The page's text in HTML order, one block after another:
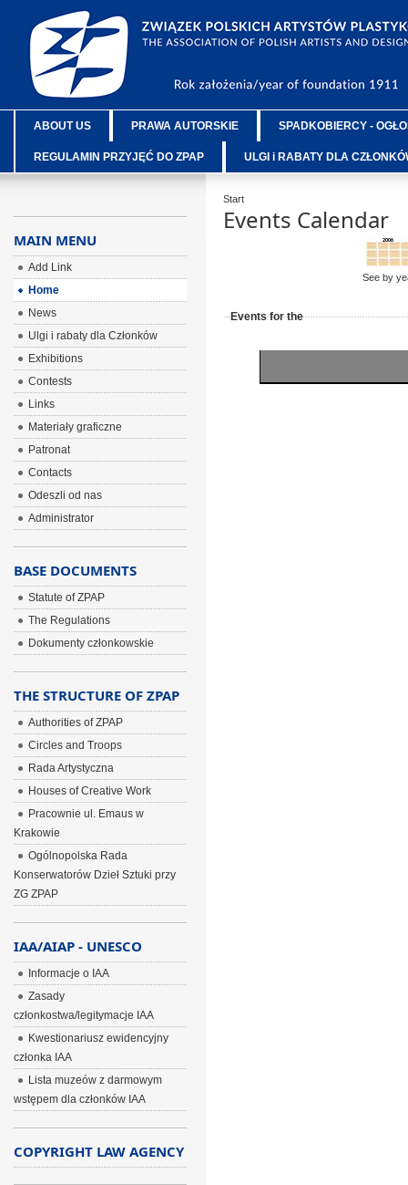
ABOUT US PRAWA AUTORSKIE SPADKOBIERCY -
REGULAMIN PRZYJĘĆ DO ZPAP ULGI i RABATY DLA
Start
Events Calendar
See by
Events for the
MAIN MENU
Add Link
Home
News
Ulgi i rabaty dla Członków
Exhibitions
Contests
Links
Materiały graficzne
Patronat
Contacts
Odeszli od nas
Administrator
BASE DOCUMENTS
Statute of ZPAP
The Regulations
Dokumenty członkowskie
THE STRUCTURE OF ZPAP
Authorities of ZPAP
Circles and Troops
Rada Artystyczna
Houses of Creative Work
Pracownie ul. Emaus w
Krakowie
Ogólnopolska Rada
Konserwatorów Dzieł Sztuki przy
ZG ZPAP
IAA/AIAP - UNESCO
Informacje o IAA
Zasady
członkostwa/legitymacje IAA
Kwestionariusz ewidencyjny
członka IAA
Lista muzeów z darmowym
wstępem dla członków IAA
COPYRIGHT LAW AGENCY